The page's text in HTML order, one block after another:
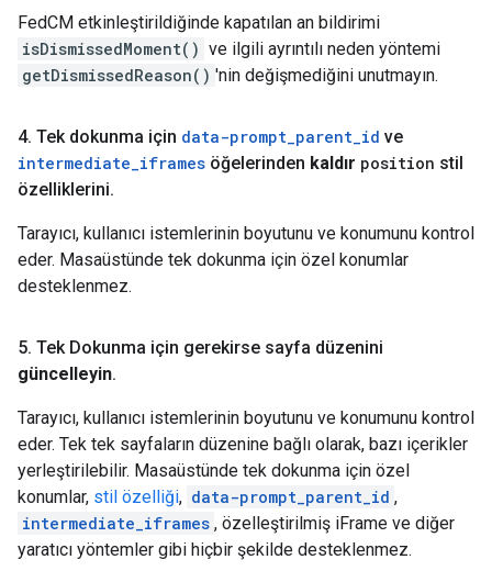
FedCM etkinleştirildiğinde kapatılan an bildirimi
isDismissedMoment() ve ilgili ayrıntılı neden yöntemi
getDismissedReason() 'nin değişmediğini unutmayın.
4. Tek dokunma için data-prompt_parent_id ve
intermediate_iframes öğelerinden kaldır position stil
özelliklerini.
Tarayıcı, kullanıcı istemlerinin boyutunu ve konumunu kontrol
eder. Masaüstünde tek dokunma için özel konumlar
desteklenmez.
5. Tek Dokunma için gerekirse sayfa düzenini
güncelleyin.
Tarayıcı, kullanıcı istemlerinin boyutunu ve konumunu kontrol
eder. Tek tek sayfaların düzenine bağlı olarak, bazı içerikler
yerleştirilebilir. Masaüstünde tek dokunma için özel
konumlar, stil özelliği, data-prompt_parent_id ,
intermediate_iframes , özelleştirilmiş iFrame ve diğer
yaratıcı yöntemler gibi hiçbir şekilde desteklenmez.